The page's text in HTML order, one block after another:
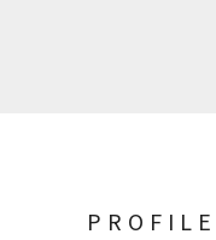
PROFILE